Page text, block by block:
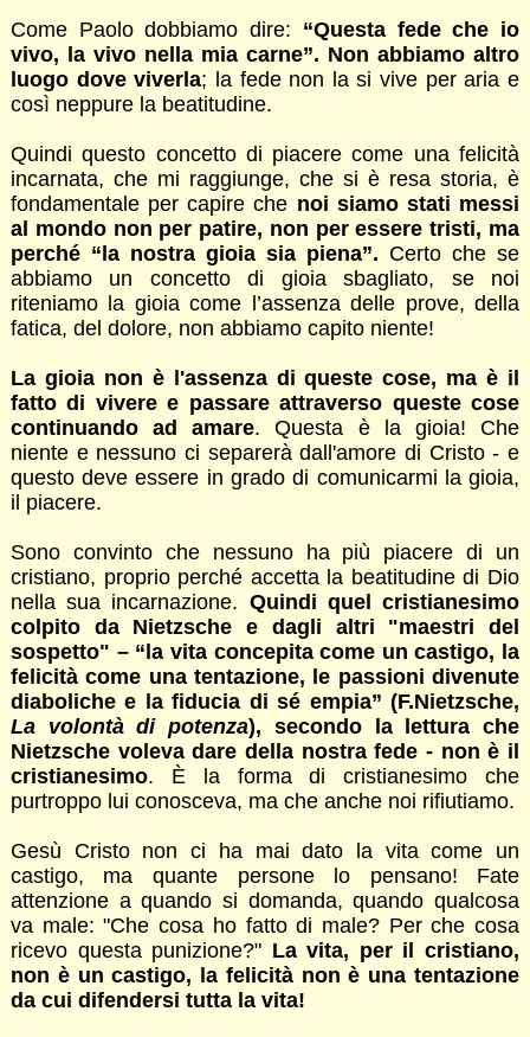
Come Paolo dobbiamo dire: “Questa fede che io
vivo, la vivo nella mia carne”. Non abbiamo altro
luogo dove viverla; la fede non la si vive per aria e
così neppure la beatitudine.
Quindi questo concetto di piacere come una felicità
incarnata, che mi raggiunge, che si è resa storia, è
fondamentale per capire che noi siamo stati messi
al mondo non per patire, non per essere tristi, ma
perché “la nostra gioia sia piena”. Certo che se
abbiamo un concetto di gioia sbagliato, se noi
riteniamo la gioia come l’assenza delle prove, della
fatica, del dolore, non abbiamo capito niente!
La gioia non è l'assenza di queste cose, ma è il
fatto di vivere e passare attraverso queste cose
continuando ad amare. Questa è la gioia! Che
niente e nessuno ci separerà dall'amore di Cristo - e
questo deve essere in grado di comunicarmi la gioia,
il piacere.
Sono convinto che nessuno ha più piacere di un
cristiano, proprio perché accetta la beatitudine di Dio
nella sua incarnazione. Quindi quel cristianesimo
colpito da Nietzsche e dagli altri "maestri del
sospetto" – “la vita concepita come un castigo, la
felicità come una tentazione, le passioni divenute
diaboliche e la fiducia di sé empia” (F.Nietzsche,
La volontà di potenza), secondo la lettura che
Nietzsche voleva dare della nostra fede - non è il
cristianesimo. È la forma di cristianesimo che
purtroppo lui conosceva, ma che anche noi rifiutiamo.
Gesù Cristo non ci ha mai dato la vita come un
castigo, ma quante persone lo pensano! Fate
attenzione a quando si domanda, quando qualcosa
va male: "Che cosa ho fatto di male? Per che cosa
ricevo questa punizione?" La vita, per il cristiano,
non è un castigo, la felicità non è una tentazione
da cui difendersi tutta la vita!